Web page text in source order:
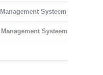
Systeem
Systeem